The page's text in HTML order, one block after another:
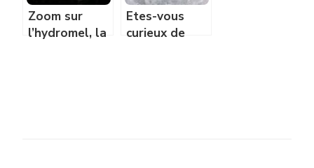
Zoom sur
l’hydromel, la
Etes-vous
curieux de